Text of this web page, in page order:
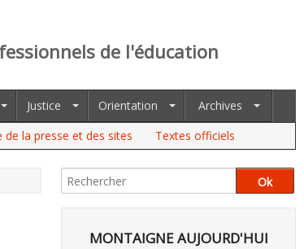
de l'éducation
Justice Orientation
Archives
de la presse et des sites Textes officiels
MONTAIGNE AUJOURD'HUI